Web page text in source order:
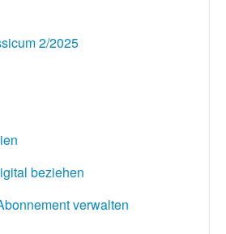
2/2025
beziehen
verwalten